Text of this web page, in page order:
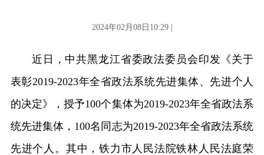
2024年02月08日10:29 |
近日，中共黑龙江省委政法委员会印发《关于
表彰2019-2023年全省政法系统先进集体、先进个人
的决定》，授予100个集体为2019-2023年全省政法系
统先进集体，100名同志为2019-2023年全省政法系统
先进个人。其中，铁力市人民法院铁林人民法庭荣